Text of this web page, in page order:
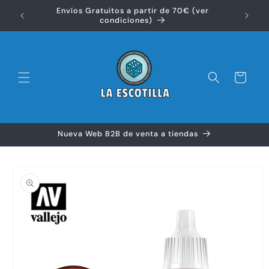
directamenteEnvíos Gratuitos a partir de 70€ (ver
condiciones)
Carrito
Nueva Web B2B de venta a tiendas
información
del producto